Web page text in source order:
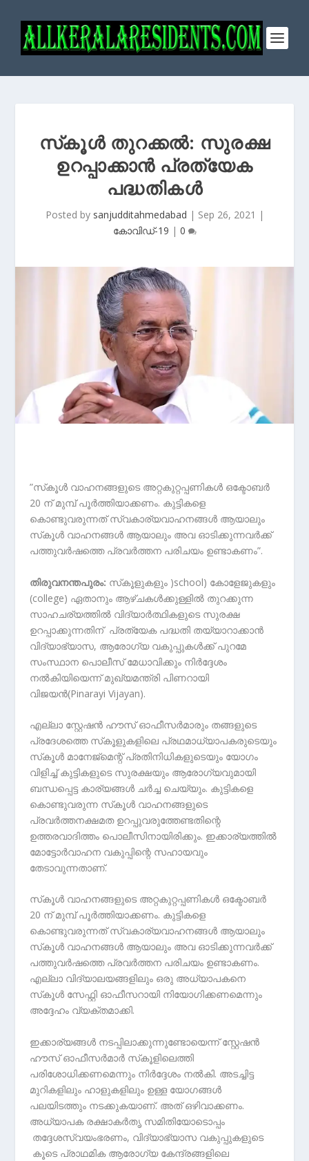
സ്‌കൂള്‍ തുറക്കല്‍: സുരക്ഷ
ഉറപ്പാക്കാന്‍ പ്രത്യേക
പദ്ധതികള്‍
Posted by sanjudditahmedabad | Sep 26, 2021 |
കോവിഡ്-19 | 0
”സ്‌കൂള്‍ വാഹനങ്ങളുടെ അറ്റകുറ്റപ്പണികള്‍ ഒക്ടോബര്‍
20 ന് മുമ്പ് പൂര്‍ത്തിയാക്കണം. കുട്ടികളെ
കൊണ്ടുവരുന്നത് സ്വകാര്യവാഹനങ്ങള്‍ ആയാലും
സ്‌കൂള്‍ വാഹനങ്ങള്‍ ആയാലും അവ ഓടിക്കുന്നവര്‍ക്ക്
പത്തുവര്‍ഷത്തെ പ്രവര്‍ത്തന പരിചയം ഉണ്ടാകണം”.
തിരുവനന്തപുരം: സ്‌കൂളുകളും )school) കോളേജുകളും
(college) ഏതാനും ആഴ്ചകള്‍ക്കുള്ളില്‍ തുറക്കുന്ന
സാഹചര്യത്തില്‍ വിദ്യാര്‍ത്ഥികളുടെ സുരക്ഷ
ഉറപ്പാക്കുന്നതിന് പ്രത്യേക പദ്ധതി തയ്യാറാക്കാന്‍
വിദ്യാഭ്യാസ, ആരോഗ്യ വകുപ്പുകള്‍ക്ക് പുറമേ
സംസ്ഥാന പൊലീസ് മേധാവിക്കും നിര്‍ദ്ദേശം
നല്‍കിയിയെന്ന് മുഖ്യമന്ത്രി പിണറായി
വിജയന്‍(Pinarayi Vijayan).
എല്ലാ സ്റ്റേഷന്‍ ഹൗസ് ഓഫീസര്‍മാരും തങ്ങളുടെ
പ്രദേശത്തെ സ്‌കൂളുകളിലെ പ്രഥമാധ്യാപകരുടെയും
സ്‌കൂള്‍ മാനേജ്‌മെന്റ് പ്രതിനിധികളുടെയും യോഗം
വിളിച്ച് കുട്ടികളുടെ സുരക്ഷയും ആരോഗ്യവുമായി
ബന്ധപ്പെട്ട കാര്യങ്ങള്‍ ചര്‍ച്ച ചെയ്യും. കുട്ടികളെ
കൊണ്ടുവരുന്ന സ്‌കൂള്‍ വാഹനങ്ങളുടെ
പ്രവര്‍ത്തനക്ഷമത ഉറപ്പുവരുത്തേണ്ടതിന്റെ
ഉത്തരവാദിത്തം പൊലീസിനായിരിക്കും. ഇക്കാര്യത്തില്‍
മോട്ടോര്‍വാഹന വകുപ്പിന്റെ സഹായവും
തേടാവുന്നതാണ്.
സ്‌കൂള്‍ വാഹനങ്ങളുടെ അറ്റകുറ്റപ്പണികള്‍ ഒക്ടോബര്‍
20 ന് മുമ്പ് പൂര്‍ത്തിയാക്കണം. കുട്ടികളെ
കൊണ്ടുവരുന്നത് സ്വകാര്യവാഹനങ്ങള്‍ ആയാലും
സ്‌കൂള്‍ വാഹനങ്ങള്‍ ആയാലും അവ ഓടിക്കുന്നവര്‍ക്ക്
പത്തുവര്‍ഷത്തെ പ്രവര്‍ത്തന പരിചയം ഉണ്ടാകണം.
എല്ലാ വിദ്യാലയങ്ങളിലും ഒരു അധ്യാപകനെ
സ്‌കൂള്‍ സേഫ്റ്റി ഓഫീസറായി നിയോഗിക്കണമെന്നും
അദ്ദേഹം വ്യക്തമാക്കി.
ഇക്കാര്യങ്ങള്‍ നടപ്പിലാക്കുന്നുണ്ടോയെന്ന് സ്റ്റേഷന്‍
ഹൗസ് ഓഫീസര്‍മാര്‍ സ്‌കൂളിലെത്തി
പരിശോധിക്കണമെന്നും നിര്‍ദ്ദേശം നല്‍കി. അടച്ചിട്ട
മുറികളിലും ഹാളുകളിലും ഉള്ള യോഗങ്ങള്‍
പലയിടത്തും നടക്കുകയാണ്. അത് ഒഴിവാക്കണം.
അധ്യാപക രക്ഷാകര്‍തൃ സമിതിയോടൊപ്പം
തദ്ദേശസ്വയംഭരണം, വിദ്യാഭ്യാസ വകുപ്പുകളുടെ
കൂടെ പ്രാഥമിക ആരോഗ്യ കേന്ദ്രങ്ങളിലെ